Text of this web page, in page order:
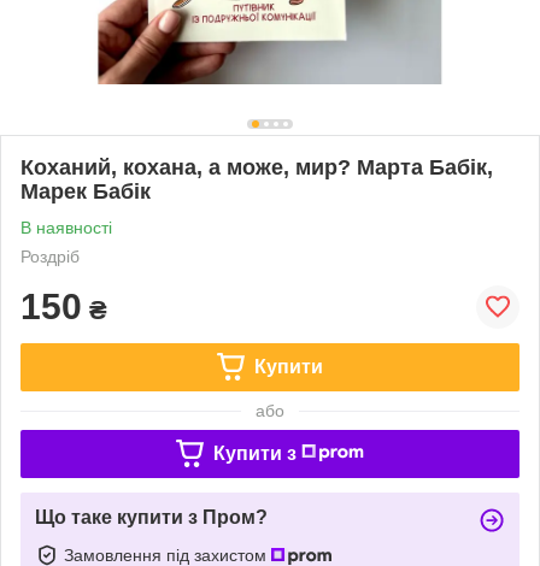
Коханий, кохана, а може, мир? Марта Бабік,
Марек Бабік
В наявності
Роздріб
150 ₴
Купити
або
Купити з
Що таке купити з Пром?
Замовлення під захистом